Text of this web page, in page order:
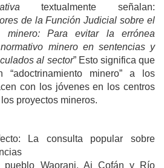
textualmente señalan:
de la Función Judicial sobre el
minero: Para evitar la errónea
minero en sentencias y
al sector” Esto significa que
“adoctrinamiento minero” a los
con los jóvenes en los centros
proyectos mineros.
La consulta popular sobre
Waorani, Ai Cofán y Río